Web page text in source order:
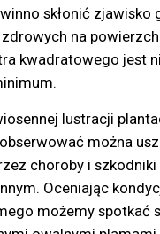
skłonić zjawisko
na
kwadratowego jest
lustracji
można
choroby i szkodniki
Oceniając
możemy spotkać